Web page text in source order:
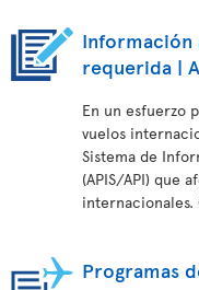
Información
requerida |
En un esfuerzo
vuelos
Sistema de
(APIS/API) que
internacionales.
Programas